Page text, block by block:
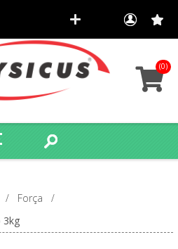
(0)
/ Força
/
3kg